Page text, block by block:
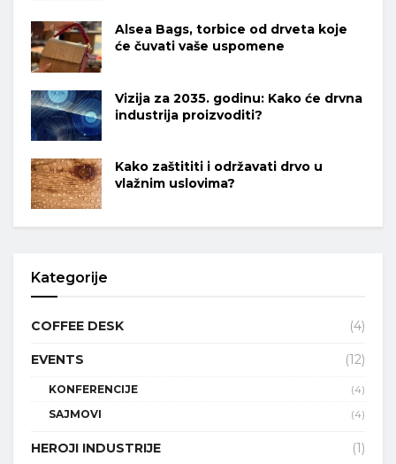
Alsea Bags, torbice od drveta koje
će čuvati vaše uspomene
Vizija za 2035. godinu: Kako će drvna
industrija proizvoditi?
Kako zaštititi i održavati drvo u
vlažnim uslovima?
Kategorije
COFFEE DESK (4)
EVENTS (12)
KONFERENCIJE
(4)
SAJMOVI
(4)
HEROJI INDUSTRIJE (1)